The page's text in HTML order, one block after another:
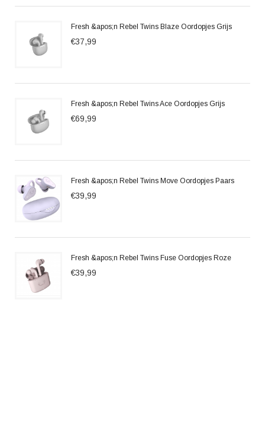
Fresh &apos;n Rebel Twins Blaze Oordopjes Grijs
€37,99
Fresh &apos;n Rebel Twins Ace Oordopjes Grijs
€69,99
Fresh &apos;n Rebel Twins Move Oordopjes Paars
€39,99
Fresh &apos;n Rebel Twins Fuse Oordopjes Roze
€39,99